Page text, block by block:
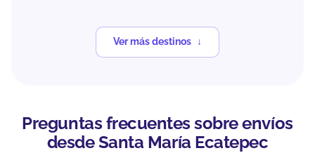
Ver más destinos
Preguntas frecuentes sobre envíos
desde Santa María Ecatepec